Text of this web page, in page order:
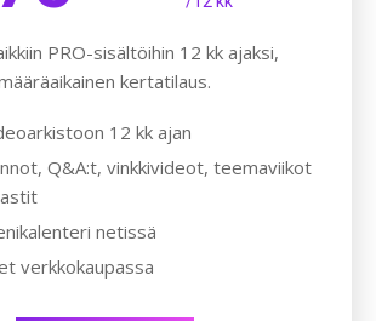
PRO-sisältöihin 12 kk ajaksi,
kertatilaus.
12 kk ajan
Q&A:t, vinkkivideot, teemaviikot
netissä
verkkokaupassa